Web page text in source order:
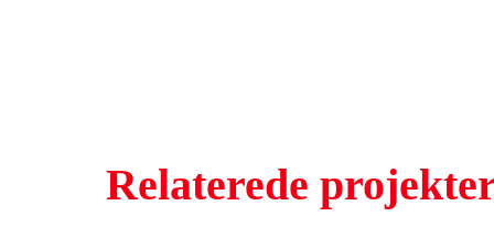
Relaterede